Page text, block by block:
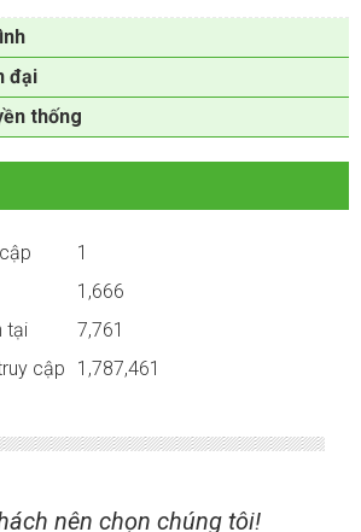
đại
thống
1
1,666
tại
7,761
cập
1,787,461
nên chọn chúng tôi!